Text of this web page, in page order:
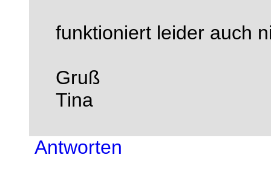
funktioniert leider auch
Gruß
Tina
Antworten